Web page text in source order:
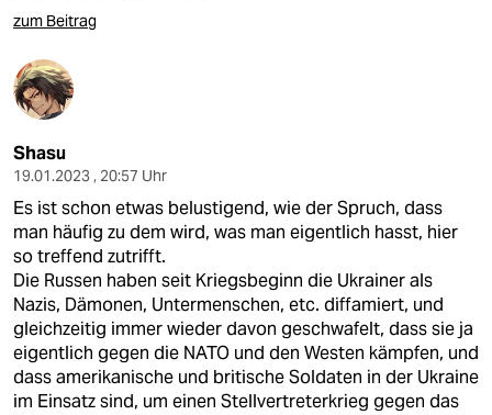
zum Beitrag
Shasu
19.01.2023 , 20:57 Uhr
Es ist schon etwas belustigend, wie der Spruch, dass
man häufig zu dem wird, was man eigentlich hasst, hier
so treffend zutrifft.
Die Russen haben seit Kriegsbeginn die Ukrainer als
Nazis, Dämonen, Untermenschen, etc. diffamiert, und
gleichzeitig immer wieder davon geschwafelt, dass sie ja
eigentlich gegen die NATO und den Westen kämpfen, und
dass amerikanische und britische Soldaten in der Ukraine
im Einsatz sind, um einen Stellvertreterkrieg gegen das